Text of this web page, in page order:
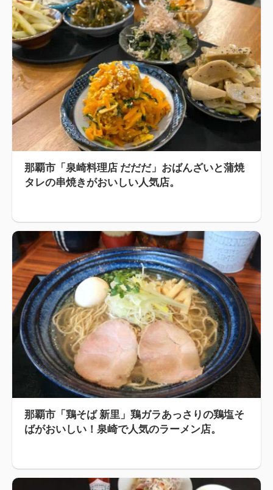
那覇市「泉崎料理店 だだだ」おばんざいと蒲焼
タレの串焼きがおいしい人気店。
那覇市「鶏そば 新里」鶏ガラあっさりの鶏塩そ
ばがおいしい！泉崎で人気のラーメン店。